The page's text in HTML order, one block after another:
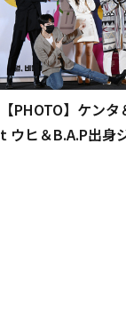
【PHOTO】ケン
t ウヒ＆B.A.P出身
音楽映画「アイド